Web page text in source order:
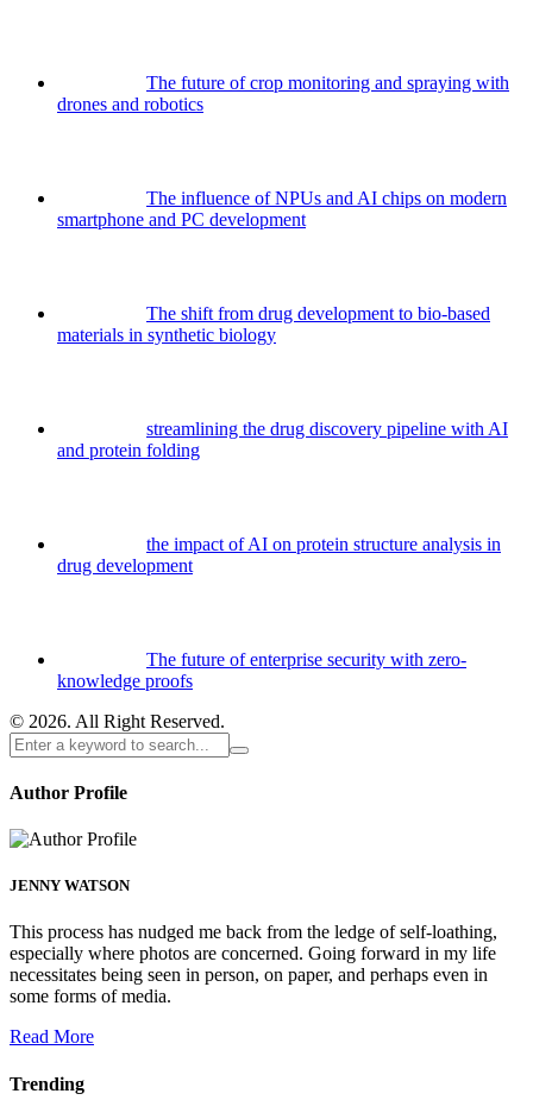
The future of crop monitoring and spraying with
drones and robotics
The influence of NPUs and AI chips on modern
smartphone and PC development
The shift from drug development to bio-based
materials in synthetic biology
streamlining the drug discovery pipeline with AI
and protein folding
the impact of AI on protein structure analysis in
drug development
The future of enterprise security with zero-
knowledge proofs
© 2026. All Right Reserved.
Author Profile
JENNY WATSON
This process has nudged me back from the ledge of self-loathing,
especially where photos are concerned. Going forward in my life
necessitates being seen in person, on paper, and perhaps even in
some forms of media.
Read More
Trending